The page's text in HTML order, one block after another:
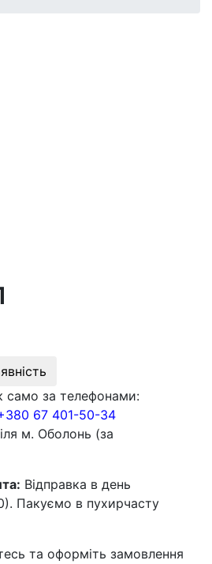
за телефонами:
67 401-50-34
м. Оболонь (за
Відправка в день
Пакуємо в пухирчасту
та оформіть замовлення